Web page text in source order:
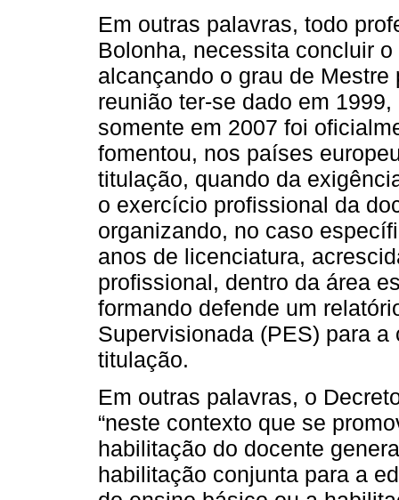
Em outras palavras, todo
Bolonha, necessita concluir
alcançando o grau de
reunião ter-se dado em
somente em 2007 foi
fomentou, nos países
titulação, quando da
o exercício profissional da
organizando, no caso
anos de licenciatura,
profissional, dentro da área
formando defende um
Supervisionada (PES) para
titulação.
Em outras palavras, o
“neste contexto que se
habilitação do docente
habilitação conjunta para a